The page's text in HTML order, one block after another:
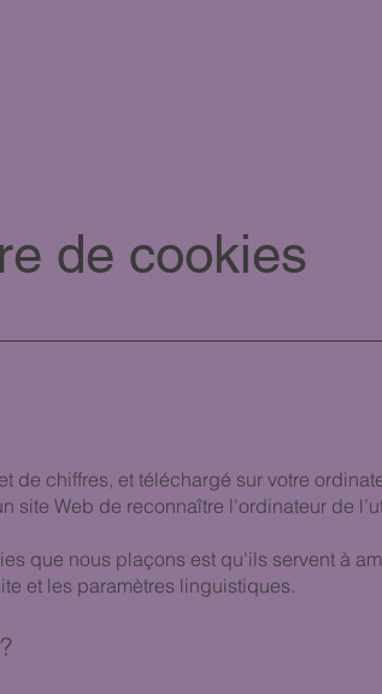
de cookies
de chiffres, et téléchargé sur votre
site Web de reconnaître l'ordinateur de
que nous plaçons est qu'ils servent à
et les paramètres linguistiques.